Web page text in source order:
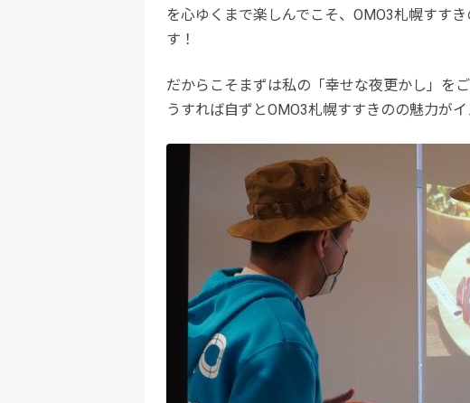
を心ゆくまで楽しんでこそ、OMO3札幌すす
す！
だからこそまずは私の「幸せな夜更かし」を
うすれば自ずとOMO3札幌すすきのの魅力がイ